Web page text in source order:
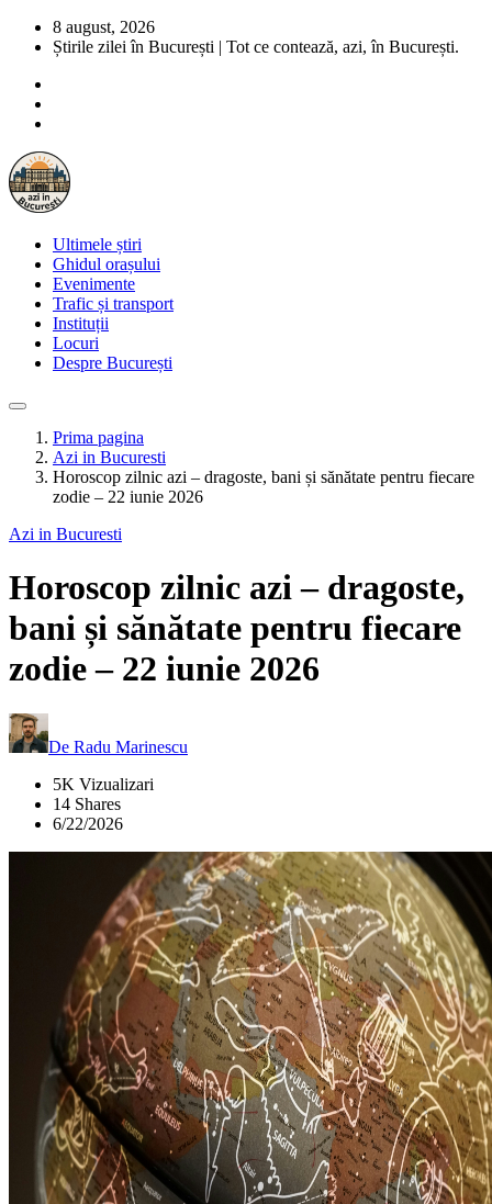
8 august, 2026
Știrile zilei în București | Tot ce contează, azi, în București.
Ultimele știri
Ghidul orașului
Evenimente
Trafic și transport
Instituții
Locuri
Despre București
Prima pagina
Azi in Bucuresti
Horoscop zilnic azi – dragoste, bani și sănătate pentru fiecare
zodie – 22 iunie 2026
Azi in Bucuresti
Horoscop zilnic azi – dragoste,
bani și sănătate pentru fiecare
zodie – 22 iunie 2026
De Radu Marinescu
5K Vizualizari
14 Shares
6/22/2026